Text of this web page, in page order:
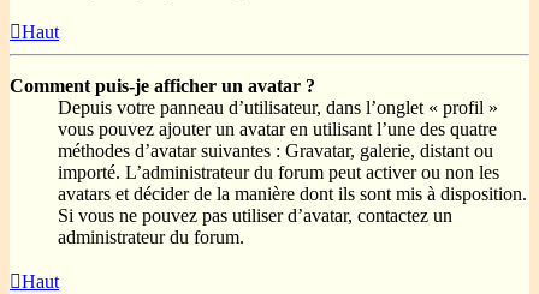
Haut
Comment puis-je afficher un avatar ?
Depuis votre panneau d’utilisateur, dans l’onglet « profil »
vous pouvez ajouter un avatar en utilisant l’une des quatre
méthodes d’avatar suivantes : Gravatar, galerie, distant ou
importé. L’administrateur du forum peut activer ou non les
avatars et décider de la manière dont ils sont mis à disposition.
Si vous ne pouvez pas utiliser d’avatar, contactez un
administrateur du forum.
Haut